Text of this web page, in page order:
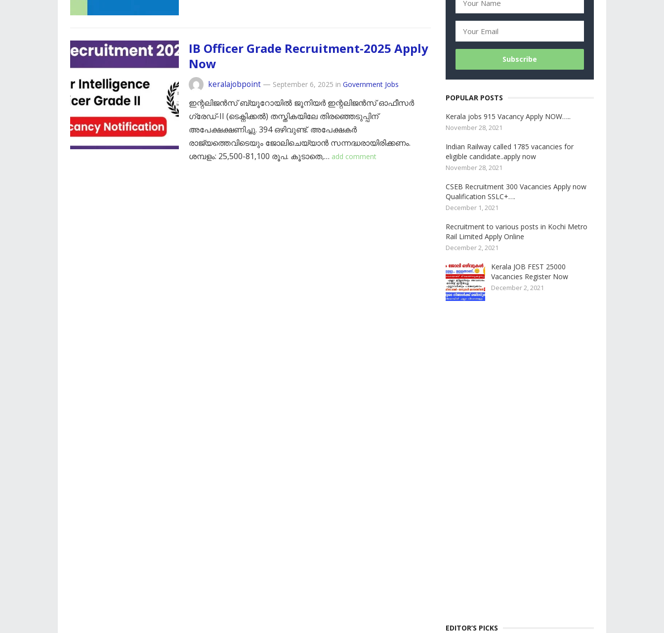
IB Officer Grade Recruitment-2025 Apply
Now
keralajobpoint — September 6, 2025 in Government Jobs
ഇന്റലിജൻസ് ബ്യൂറോയിൽ ജൂനിയർ ഇന്റലിജൻസ് ഓഫീസർ
ഗ്രേഡ്-II (ടെക്നിക്കൽ) തസ്തികയിലേ തിരഞ്ഞെടുപ്പിന്
അപേക്ഷക്ഷണിച്ചു. 394 ഒഴിവുണ്ട്. അപേക്ഷകർ
രാജ്യത്തെവിടെയും ജോലിചെയ്യാൻ സന്നദ്ധരായിരിക്കണം.
ശമ്പളം: 25,500-81,100 രൂപ. കൂടാതെ,… add comment
POPULAR POSTS
Kerala jobs 915 Vacancy Apply NOW…..
November 28, 2021
Indian Railway called 1785 vacancies for
eligible candidate..apply now
November 28, 2021
CSEB Recruitment 300 Vacancies Apply now
Qualification SSLC+….
December 1, 2021
Recruitment to various posts in Kochi Metro
Rail Limited Apply Online
December 2, 2021
Kerala JOB FEST 25000
Vacancies Register Now
December 2, 2021
EDITOR’S PICKS